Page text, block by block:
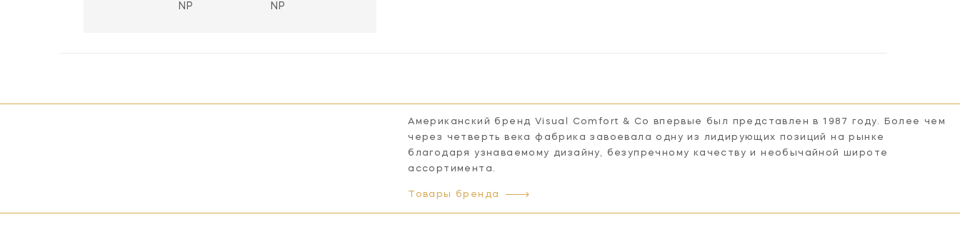
NP
NP
Американский бренд Visual Comfort & Co впервые был представлен в 1987 году. Более чем
через четверть века фабрика завоевала одну из лидирующих позиций на рынке
благодаря узнаваемому дизайну, безупречному качеству и необычайной широте
ассортимента.
Товары бренда